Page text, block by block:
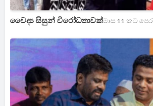
වෛද්‍ය සිසුන් විරෝධතාවක්මාස 11 කට පෙර